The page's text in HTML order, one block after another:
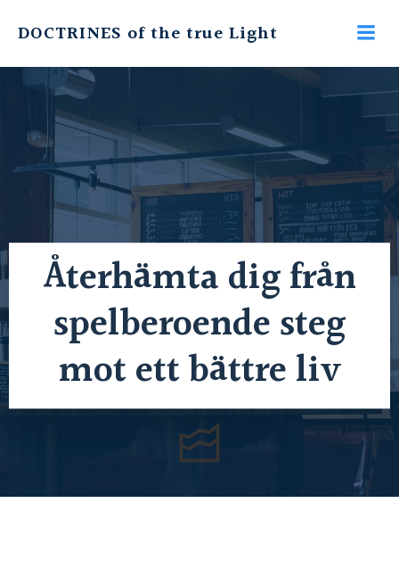
to
DOCTRINES of the true Light
Återhämta dig från
spelberoende steg
mot ett bättre liv